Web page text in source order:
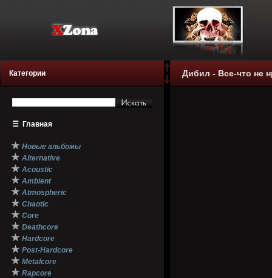
Категории
☰ Главная
★ Новые альбомы
★ Alternative
★ Acoustic
★ Ambient
★ Atmospheric
★ Chaotic
★ Core
★ Deathcore
★ Hardcore
★ Post-Hardcore
★ Metalcore
★ Rapcore
Дибил - Все-что не